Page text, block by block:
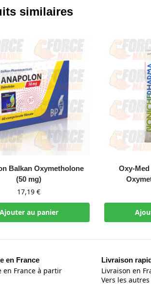
similaires
Balkan Oxymetholone
(50 mg)
17,19€
Ajouter au panier
Oxy-
en France
en France à partir
Livraison
Livraison en
Vers les